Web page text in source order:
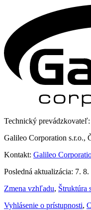
Technický prevádzkovateľ:
Galileo Corporation s.r.o.,
Kontakt: Galileo
Posledná aktualizácia: 7. 8.
Zmena vzhľadu, Štruktúra
Vyhlásenie o prístupnosti,